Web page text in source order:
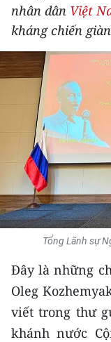
DU LỊCH
THẾ GIỚI
THỂ THAO
GIÁO DỤC
Y TẾ
KHOA HỌC -
MÔI TRƯỜNG
KIỂM CHỨNG
TRI THỨC
nhân dân Việt
kháng chiến
Tổng Lãnh sự
Đây là những
Oleg
viết trong thư
khánh nước